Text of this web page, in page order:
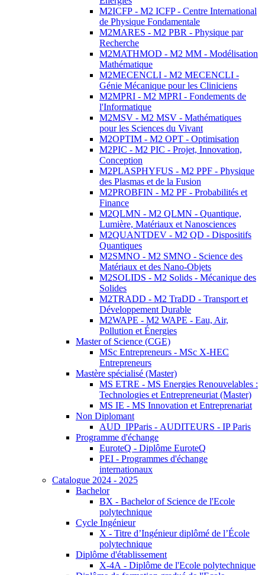
M2ICFP - M2 ICFP - Centre International
de Physique Fondamentale
M2MARES - M2 PBR - Physique par
Recherche
M2MATHMOD - M2 MM - Modélisation
Mathématique
M2MECENCLI - M2 MECENCLI -
Génie Mécanique pour les Cliniciens
M2MPRI - M2 MPRI - Fondements de
l'Informatique
M2MSV - M2 MSV - Mathématiques
pour les Sciences du Vivant
M2OPTIM - M2 OPT - Optimisation
M2PIC - M2 PIC - Projet, Innovation,
Conception
M2PLASPHYFUS - M2 PPF - Physique
des Plasmas et de la Fusion
M2PROBFIN - M2 PF - Probabilités et
Finance
M2QLMN - M2 QLMN - Quantique,
Lumière, Matériaux et Nanosciences
M2QUANTDEV - M2 QD - Dispositifs
Quantiques
M2SMNO - M2 SMNO - Science des
Matériaux et des Nano-Objets
M2SOLIDS - M2 Solids - Mécanique des
Solides
M2TRADD - M2 TraDD - Transport et
Développement Durable
M2WAPE - M2 WAPE - Eau, Air,
Pollution et Énergies
Master of Science (CGE)
MSc Entrepreneurs - MSc X-HEC
Entrepreneurs
Mastère spécialisé (Master)
MS ETRE - MS Energies Renouvelables :
Technologies et Entrepreneuriat (Master)
MS IE - MS Innovation et Entreprenariat
Non Diplomant
AUD_IPParis - AUDITEURS - IP Paris
Programme d'échange
EuroteQ - Diplôme EuroteQ
PEI - Programmes d'échange
internationaux
Catalogue 2024 - 2025
Bachelor
BX - Bachelor of Science de l'Ecole
polytechnique
Cycle Ingénieur
X - Titre d’Ingénieur diplômé de l’École
polytechnique
Diplôme d'établissement
X-4A - Diplôme de l'Ecole polytechnique